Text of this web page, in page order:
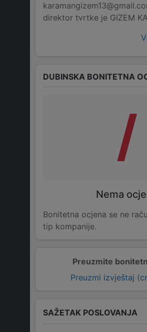
direktor tvrtke je GIZEM
Preuzmite
Preuzmi izvještaj
DUBINSKA BONITETNA
/
Nema
Bonitetna ocjena se ne
tip kompanije.
SAŽETAK POSLOVANJA